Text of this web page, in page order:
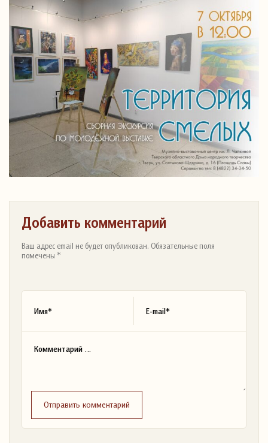
Добавить комментарий
Ваш адрес email не будет опубликован. Обязательные поля
помечены *
Отправить комментарий